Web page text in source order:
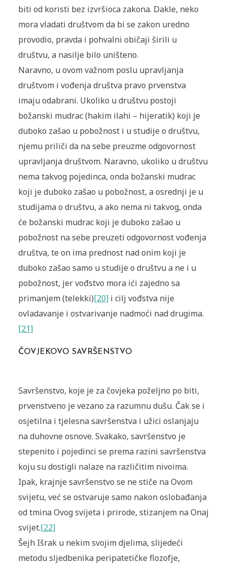
biti od koristi bez izvršioca zakona. Dakle, neko
mora vladati društvom da bi se zakon uredno
provodio, pravda i pohvalni običaji širili u
društvu, a nasilje bilo uništeno.
Naravno, u ovom važnom poslu upravljanja
društvom i vođenja društva pravo prvenstva
imaju odabrani. Ukoliko u društvu postoji
božanski mudrac (hakim ilahi – hijeratik) koji je
duboko zašao u pobožnost i u studije o društvu,
njemu priliči da na sebe preuzme odgovornost
upravljanja društvom. Naravno, ukoliko u društvu
nema takvog pojedinca, onda božanski mudrac
koji je duboko zašao u pobožnost, a osrednji je u
studijama o društvu, a ako nema ni takvog, onda
će božanski mudrac koji je duboko zašao u
pobožnost na sebe preuzeti odgovornost vođenja
društva, te on ima prednost nad onim koji je
duboko zašao samo u studije o društvu a ne i u
pobožnost, jer vođstvo mora ići zajedno sa
primanjem (telekki)[20]i cilj vođstva nije
ovladavanje i ostvarivanje nadmoći nad drugima.
[21]
ČOVJEKOVO SAVRŠENSTVO
Savršenstvo, koje je za čovjeka poželjno po biti,
prvenstveno je vezano za razumnu dušu. Čak se i
osjetilna i tjelesna savršenstva i užici oslanjaju
na duhovne osnove. Svakako, savršenstvo je
stepenito i pojedinci se prema razini savršenstva
koju su dostigli nalaze na različitim nivoima.
Ipak, krajnje savršenstvo se ne stiče na Ovom
svijetu, već se ostvaruje samo nakon oslobađanja
od tmina Ovog svijeta i prirode, stizanjem na Onaj
svijet.[22]
Šejh Išrak u nekim svojim djelima, slijedeći
metodu sljedbenika peripatetičke flozofje,